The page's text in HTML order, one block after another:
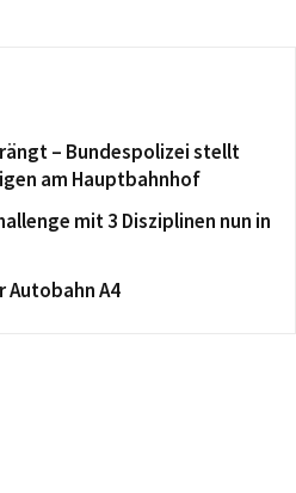
– Bundespolizei stellt
am Hauptbahnhof
mit 3 Disziplinen nun in
Autobahn A4